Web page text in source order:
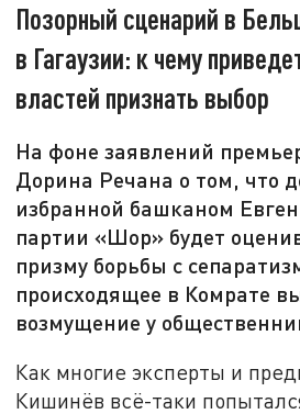
Позорный сценарий в
в Гагаузии: к чему
властей признать выбор
На фоне заявлений
Дорина Речана о том, что
избранной башканом
партии «Шор» будет
призму борьбы с
происходящее в Комрате
возмущение у
Как многие эксперты и
Кишинёв всё-таки